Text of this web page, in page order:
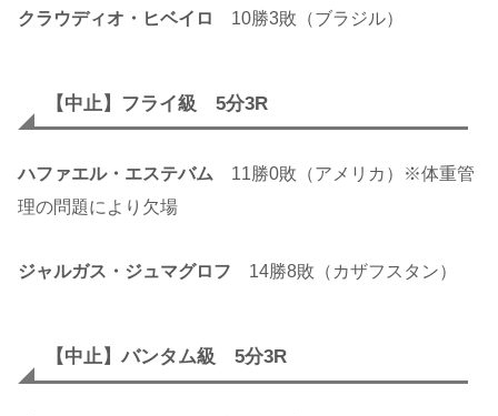
クラウディオ・ヒベイロ 10勝3敗（ブラジル）
【中止】フライ級 5分3R
ハファエル・エステバム 11勝0敗（アメリカ）※体重管
理の問題により欠場
ジャルガス・ジュマグロフ 14勝8敗（カザフスタン）
【中止】バンタム級 5分3R